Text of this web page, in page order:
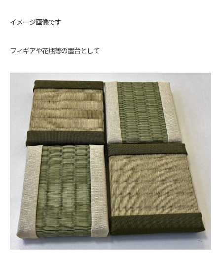
イメージ画像です
フィギアや花瓶等の置台として